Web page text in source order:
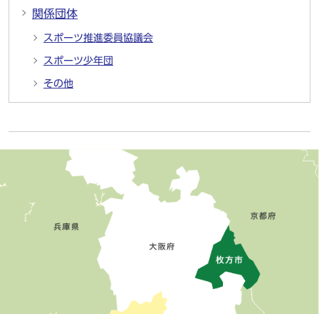
関係団体
スポーツ推進委員協議会
スポーツ少年団
その他